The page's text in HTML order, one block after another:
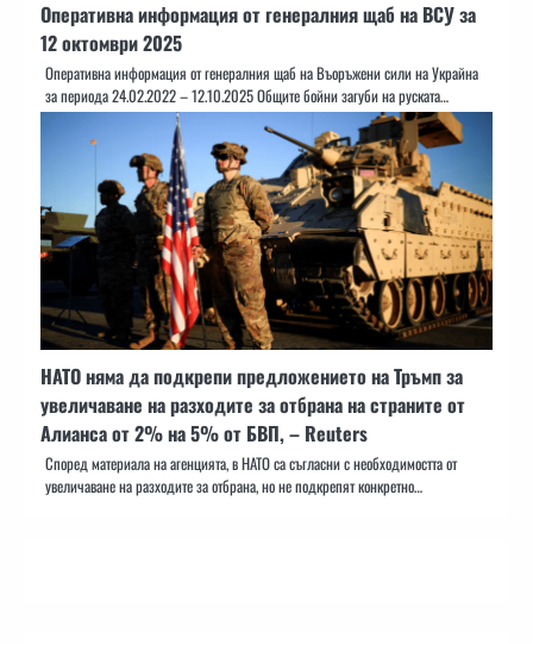
Оперативна информация от генералния щаб на ВСУ за
12 октомври 2025
Оперативна информация от генералния щаб на Въоръжени сили на Украйна
за периода 24.02.2022 – 12.10.2025 Общите бойни загуби на руската…
НАТО няма да подкрепи предложението на Тръмп за
увеличаване на разходите за отбрана на страните от
Алианса от 2% на 5% от БВП, – Reuters
Според материала на агенцията, в НАТО са съгласни с необходимостта от
увеличаване на разходите за отбрана, но не подкрепят конкретно…